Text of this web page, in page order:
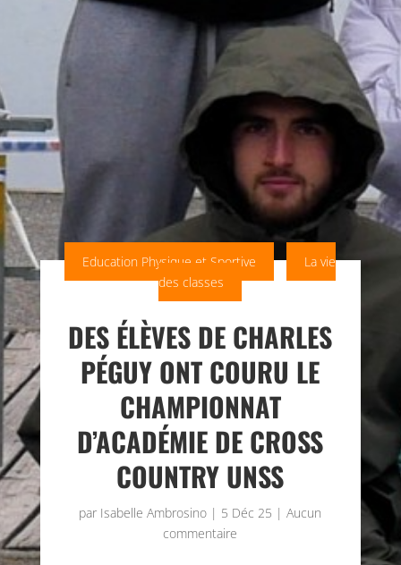
Education Physique et Sportive
La vie
des classes
DES ÉLÈVES DE CHARLES
PÉGUY ONT COURU LE
CHAMPIONNAT
D’ACADÉMIE DE CROSS
COUNTRY UNSS
par Isabelle Ambrosino | 5 Déc 25 |Aucun
commentaire